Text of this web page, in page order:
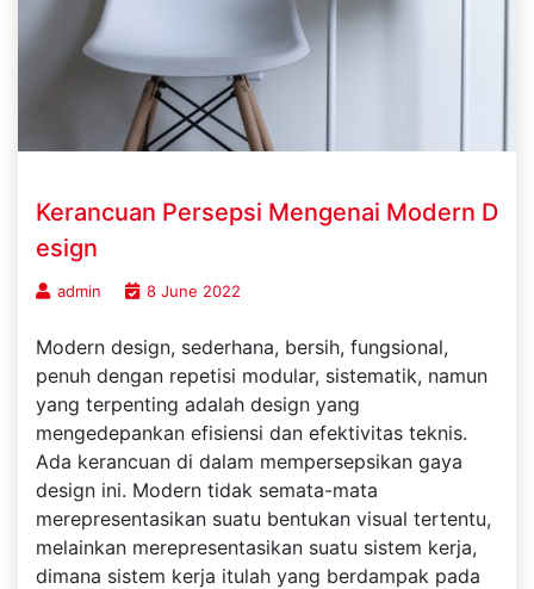
Kerancuan Persepsi Mengenai Modern D
esign
admin 8 June 2022
Modern design, sederhana, bersih, fungsional,
penuh dengan repetisi modular, sistematik, namun
yang terpenting adalah design yang
mengedepankan efisiensi dan efektivitas teknis.
Ada kerancuan di dalam mempersepsikan gaya
design ini. Modern tidak semata-mata
merepresentasikan suatu bentukan visual tertentu,
melainkan merepresentasikan suatu sistem kerja,
dimana sistem kerja itulah yang berdampak pada